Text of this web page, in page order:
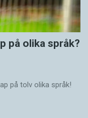
på olika språk?
på tolv olika språk!